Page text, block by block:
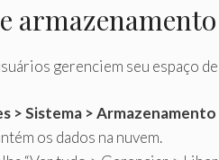
gerenciem seu espaço
> Sistema > Armazenamento
os dados na nuvem.